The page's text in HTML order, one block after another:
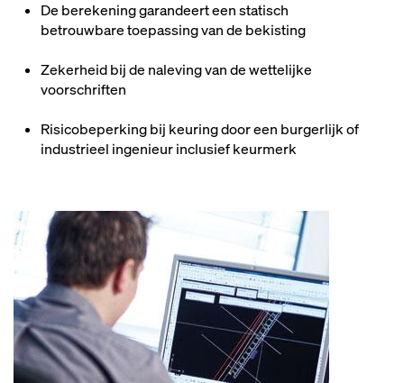
De berekening garandeert een statisch
betrouwbare toepassing van de bekisting
Zekerheid bij de naleving van de wettelijke
voorschriften
Risicobeperking bij keuring door een burgerlijk of
industrieel ingenieur inclusief keurmerk